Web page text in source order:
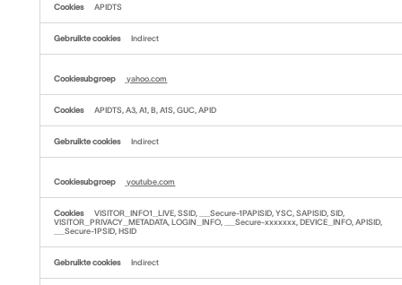
APIDTS
Indirect
yahoo.com
APIDTS, A3, A1, B, A1S, GUC, APID
Indirect
youtube.com
VISITOR_INFO1_LIVE, SSID, __Secure-1PAPISID, YSC, SAPISID, SID,
VISITOR_PRIVACY_METADATA, LOGIN_INFO, __Secure-xxxxxxx, DEVICE_INFO, APISID,
__Secure-1PSID, HSID
Indirect